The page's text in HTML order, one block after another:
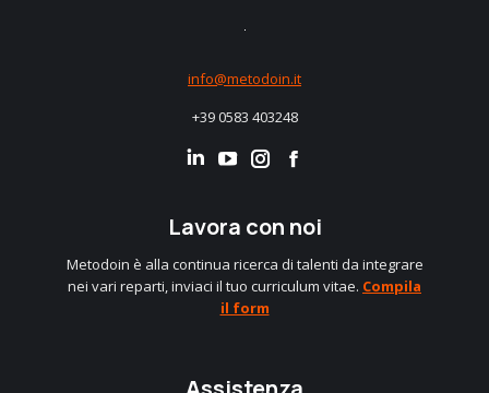
info@metodoin.it
+39 0583 403248
LinkedinInstagram
Facebook
Lavora con noi
Metodoin è alla continua ricerca di talenti da integrare
nei vari reparti, inviaci il tuo curriculum vitae. Compila
il form